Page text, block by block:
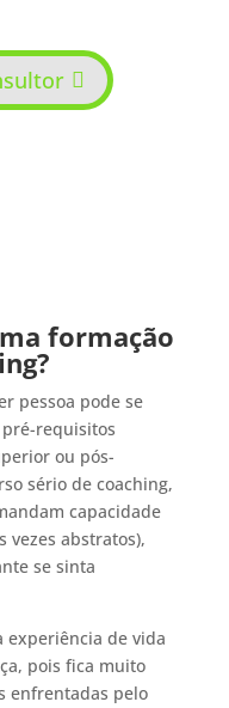
formação
pessoa pode se
requisitos
ou pós-
sério de coaching,
capacidade
vezes abstratos),
se sinta
experiência de vida
pois fica muito
enfrentadas pelo